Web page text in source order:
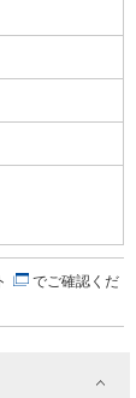
でご確認くだ